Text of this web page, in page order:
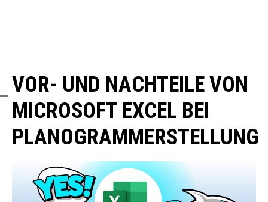
VOR- UND NACHTEILE VON
MICROSOFT EXCEL BEI
PLANOGRAMMERSTELLUNG